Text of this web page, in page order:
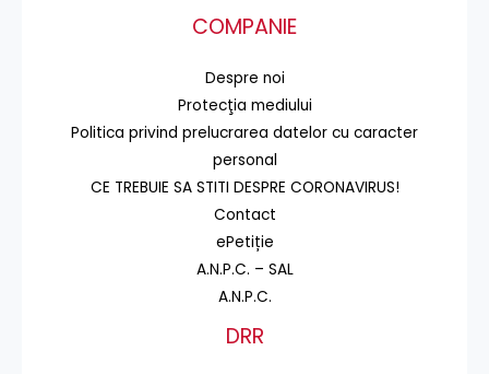
COMPANIE
Despre noi
Protecţia mediului
Politica privind prelucrarea datelor cu caracter
personal
CE TREBUIE SA STITI DESPRE CORONAVIRUS!
Contact
ePetiție
A.N.P.C. – SAL
A.N.P.C.
DRR